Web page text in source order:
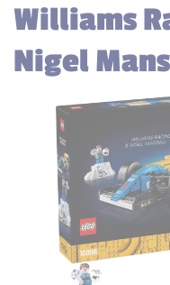
Williams
Nigel